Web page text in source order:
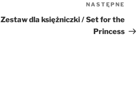
wpis
NASTĘPNE
Zestaw dla księżniczki / Set for the
Princess